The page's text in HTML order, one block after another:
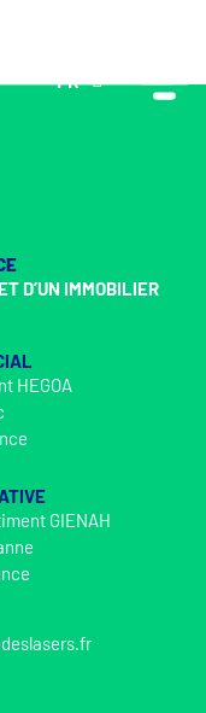
FR
EN
D’UN IMMOBILIER
HEGOA
GIENAH